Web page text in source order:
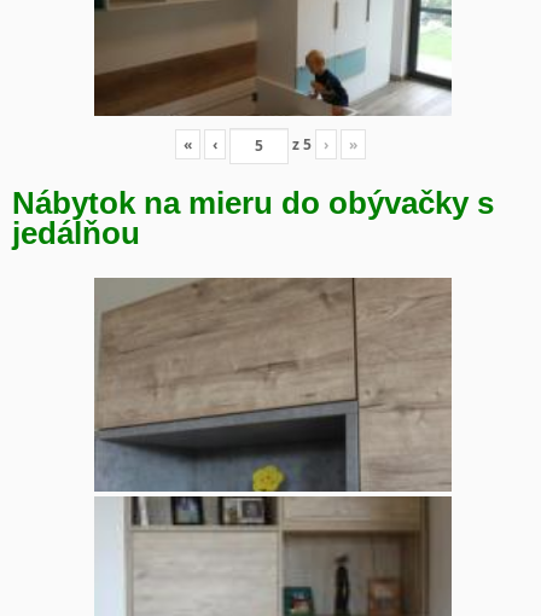
« ‹ z5 › »
Nábytok na mieru do obývačky s
jedálňou